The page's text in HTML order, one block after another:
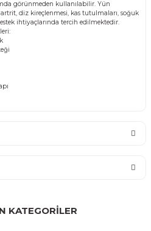
görünmeden kullanılabilir. Yün
diz kireçlenmesi, kas tutulmaları, soğuk
ihtiyaçlarında tercih edilmektedir.
noktaları öneri formunu
KATEGORİLER